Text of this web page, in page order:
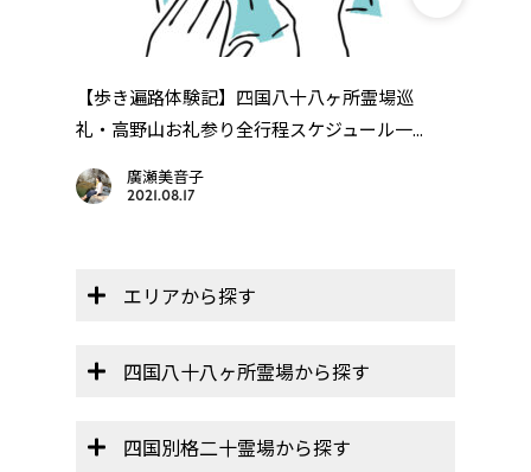
【歩き遍路体験記】四国八十八ヶ所霊場巡
礼・高野山お礼参り全行程スケジュール一...
廣瀬美音子
2021.08.17
エリアから探す
四国八十八ヶ所霊場から探す
四国別格二十霊場から探す